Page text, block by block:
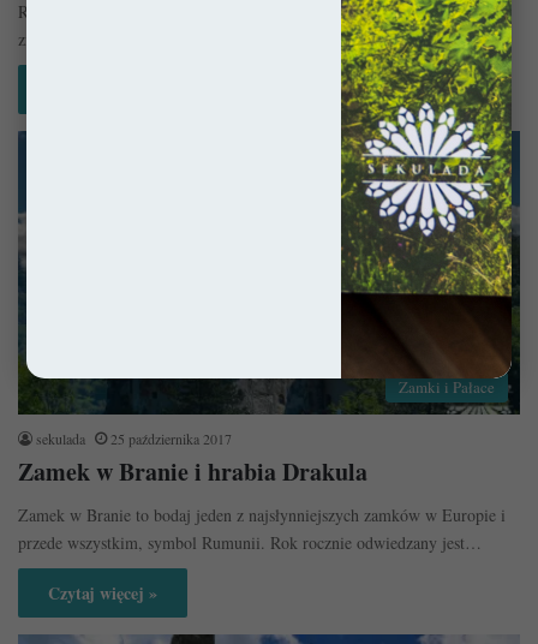
Rumunia to zdecydowanie jedno z moich najukochańszych miejsc na
ziemi. Po raz pierwszy trafiłem tu upalnym latem 2011 roku i…
Zamki i Pałace
sekulada 25 października 2017
Zamek w Branie i hrabia Drakula
Zamek w Branie to bodaj jeden z najsłynniejszych zamków w Europie i
przede wszystkim, symbol Rumunii. Rok rocznie odwiedzany jest…
Czytaj więcej »